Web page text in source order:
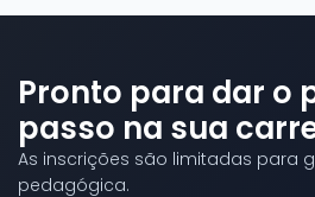
Pronto para dar o
passo na sua
As inscrições são limitadas para
pedagógica.